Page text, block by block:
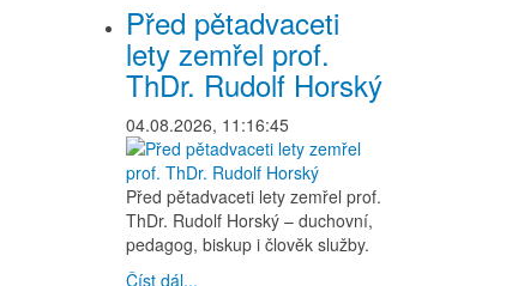
Před pětadvaceti
lety zemřel prof.
ThDr. Rudolf Horský
04.08.2026, 11:16:45
Před pětadvaceti lety zemřel prof.
ThDr. Rudolf Horský – duchovní,
pedagog, biskup i člověk služby.
Číst dál...